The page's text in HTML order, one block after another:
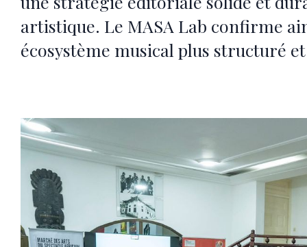
artistique. Le MASA Lab confirme
écosystème musical plus structuré